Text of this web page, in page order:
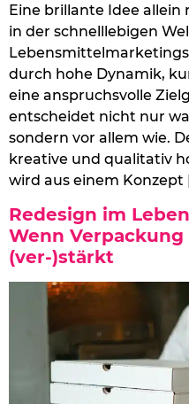
Eine brillante Idee allein
in der schnelllebigen
durch hohe Dynamik,
eine anspruchsvolle
entscheidet nicht nur
sondern vor allem wie.
kreative und qualitativ
wird aus einem Konzept
Redesign im
Wenn
(ver-)stärkt